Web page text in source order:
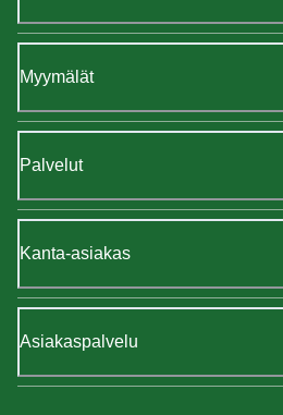
Myymälät
Palvelut
Kanta-asiakas
Asiakaspalvelu